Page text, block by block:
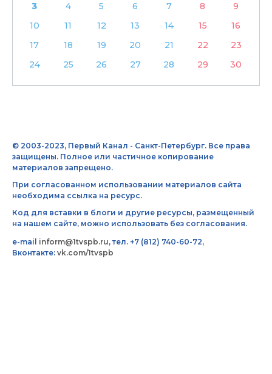
3
4 5 6 7 8
9
10
11 12 13 14 15
16
17
18 19 20 21 22
23
24
25 26 27 28 29 30
© 2003-2023, Первый Канал - Санкт-Петербург. Все права
защищены. Полное или частичное копирование
материалов запрещено.
При согласованном использовании материалов сайта
необходима ссылка на ресурс.
Код для вставки в блоги и другие ресурсы, размещенный
на нашем сайте, можно использовать без согласования.
e-mail inform@1tvspb.ru, тел. +7 (812) 740-60-72,
Вконтакте: vk.com/1tvspb